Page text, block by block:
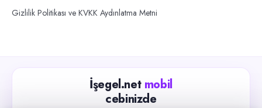
Gizlilik Politikası ve KVKK Aydınlatma Metni
İşegel.net mobil
cebinizde